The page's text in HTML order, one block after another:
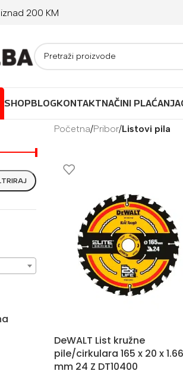
200 KM
SHOPBLOGKONTAKTNAČINI PLAĆANJA
Početna/Pribor/Listovi pila
DeWALT List kružne
pile/cirkulara 165 x 20 x 1.66
mm 24 Z DT10400